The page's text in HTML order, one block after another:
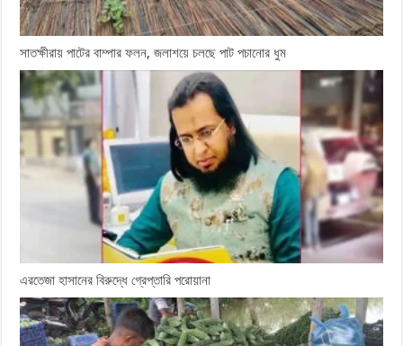
সাতক্ষীরায় পাটের বাম্পার ফলন, জলাশয়ে চলছে পাট পচানোর ধুম
এরতেজা হাসানের বিরুদ্ধে গ্রেপ্তারি পরোয়ানা